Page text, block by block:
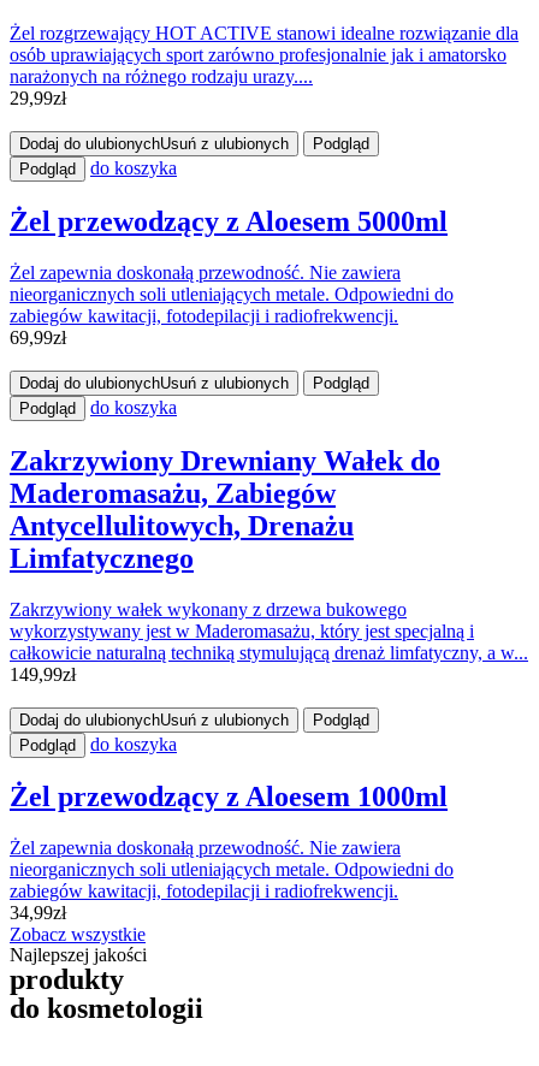
Żel rozgrzewający HOT ACTIVE stanowi idealne rozwiązanie dla
osób uprawiających sport zarówno profesjonalnie jak i amatorsko
narażonych na różnego rodzaju urazy....
29,99zł
Dodaj do ulubionychUsuń z ulubionych
Podgląd
Podgląd
do koszyka
Żel przewodzący z Aloesem 5000ml
Żel zapewnia doskonałą przewodność. Nie zawiera
nieorganicznych soli utleniających metale. Odpowiedni do
zabiegów kawitacji, fotodepilacji i radiofrekwencji.
69,99zł
Dodaj do ulubionychUsuń z ulubionych
Podgląd
Podgląd
do koszyka
Zakrzywiony Drewniany Wałek do
Maderomasażu, Zabiegów
Antycellulitowych, Drenażu
Limfatycznego
Zakrzywiony wałek wykonany z drzewa bukowego
wykorzystywany jest w Maderomasażu, który jest specjalną i
całkowicie naturalną techniką stymulującą drenaż limfatyczny, a w...
149,99zł
Dodaj do ulubionychUsuń z ulubionych
Podgląd
Podgląd
do koszyka
Żel przewodzący z Aloesem 1000ml
Żel zapewnia doskonałą przewodność. Nie zawiera
nieorganicznych soli utleniających metale. Odpowiedni do
zabiegów kawitacji, fotodepilacji i radiofrekwencji.
34,99zł
Zobacz wszystkie
Najlepszej jakości
produkty
do kosmetologii